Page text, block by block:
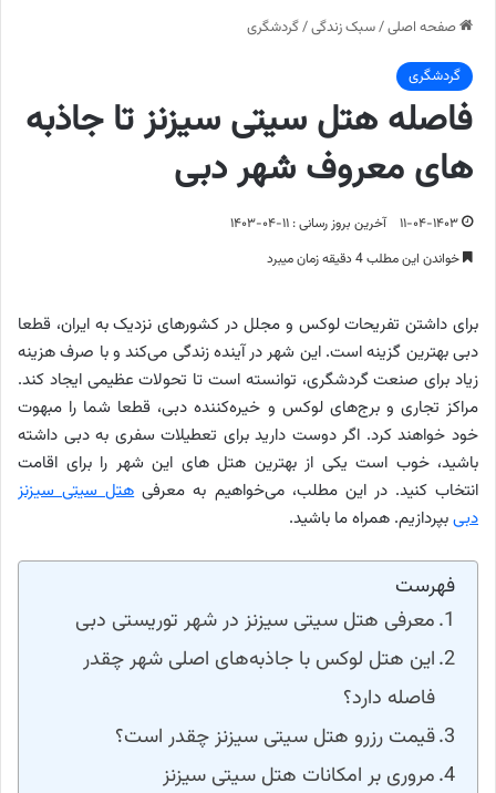
صفحه اصلی/سبک زندگی/گردشگری
گردشگری
فاصله هتل سیتی سیزنز تا جاذبه
های معروف شهر دبی
۱۱-۰۴-۱۴۰۳
آخرین بروز رسانی : ۱۱-۰۴-۱۴۰۳
خواندن این مطلب 4 دقیقه زمان میبرد
برای داشتن تفریحات لوکس و مجلل در کشورهای نزدیک به ایران، قطعا
دبی بهترین گزینه است. این شهر در آینده زندگی می‌کند و با صرف هزینه
زیاد برای صنعت گردشگری، توانسته است تا تحولات عظیمی ایجاد کند.
مراکز تجاری و برج‌های لوکس و خیره‌کننده دبی، قطعا شما را مبهوت
خود خواهند کرد. اگر دوست دارید برای تعطیلات سفری به دبی داشته
باشید، خوب است یکی از بهترین هتل های این شهر را برای اقامت
انتخاب کنید. در این مطلب، می‌خواهیم به معرفیهتل سیتی سیزنز
دبیبپردازیم. همراه ما باشید.
فهرست
معرفی هتل سیتی سیزنز در شهر توریستی دبی
این هتل لوکس با جاذبه‌های اصلی شهر چقدر
فاصله دارد؟
قیمت رزرو هتل سیتی سیزنز چقدر است؟
مروری بر امکانات هتل سیتی سیزنز